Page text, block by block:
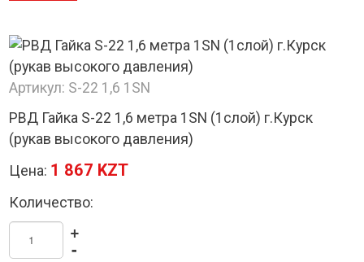
Артикул: S-22 1,6 1SN
РВД Гайка S-22 1,6 метра 1SN (1слой) г.Курск
(рукав высокого давления)
Цена: 1 867 KZT
Количество:
-
+